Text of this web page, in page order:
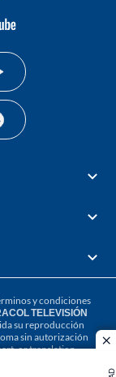
youtube-
y condiciones
TELEVISIÓN
su reproducción
sin autorización
or translation